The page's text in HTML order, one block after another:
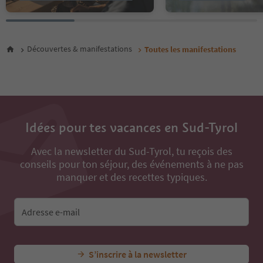
27
28
30
34
43
45
47
Découvertes & manifestations Toutes les manifestations
Idées pour tes vacances en Sud-Tyrol
Avec la newsletter du Sud-Tyrol, tu reçois des
conseils pour ton séjour, des événements à ne pas
manquer et des recettes typiques.
Adresse e-mail
S’inscrire à la newsletter